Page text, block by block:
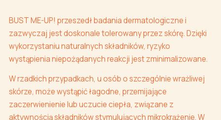
BUST ME-UP! przeszedł badania dermatologiczne i
zazwyczaj jest doskonale tolerowany przez skórę. Dzięki
wykorzystaniu naturalnych składników, ryzyko
wystąpienia niepożądanych reakcji jest zminimalizowane.
W rzadkich przypadkach, u osób o szczególnie wrażliwej
skórze, może wystąpić łagodne, przemijające
zaczerwienienie lub uczucie ciepła, związane z
aktywnością składników stymulujących mikrokrążenie. W